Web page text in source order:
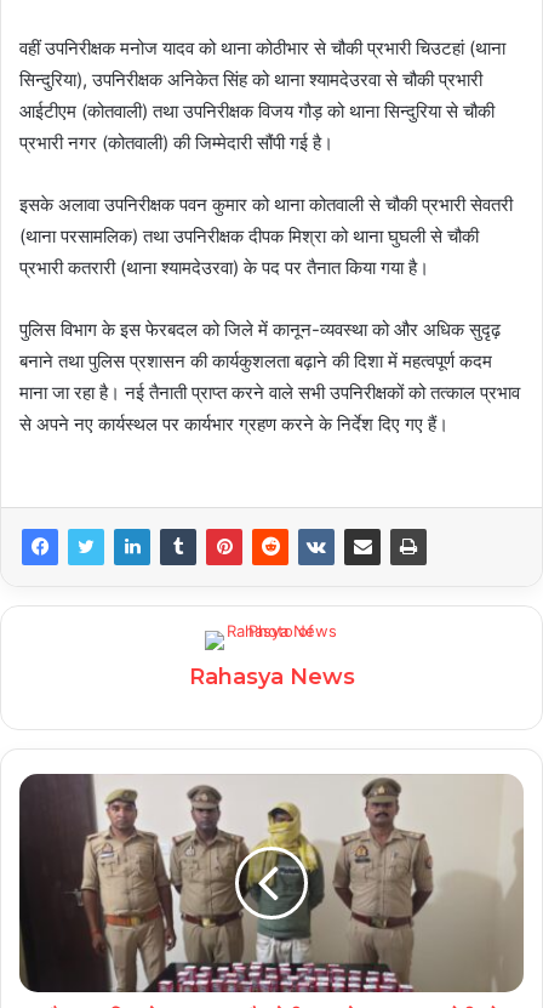
वहीं उपनिरीक्षक मनोज यादव को थाना कोठीभार से चौकी प्रभारी चिउटहां (थाना
सिन्दुरिया), उपनिरीक्षक अनिकेत सिंह को थाना श्यामदेउरवा से चौकी प्रभारी
आईटीएम (कोतवाली) तथा उपनिरीक्षक विजय गौड़ को थाना सिन्दुरिया से चौकी
प्रभारी नगर (कोतवाली) की जिम्मेदारी सौंपी गई है।
इसके अलावा उपनिरीक्षक पवन कुमार को थाना कोतवाली से चौकी प्रभारी सेवतरी
(थाना परसामलिक) तथा उपनिरीक्षक दीपक मिश्रा को थाना घुघली से चौकी
प्रभारी कतरारी (थाना श्यामदेउरवा) के पद पर तैनात किया गया है।
पुलिस विभाग के इस फेरबदल को जिले में कानून-व्यवस्था को और अधिक सुदृढ़
बनाने तथा पुलिस प्रशासन की कार्यकुशलता बढ़ाने की दिशा में महत्वपूर्ण कदम
माना जा रहा है। नई तैनाती प्राप्त करने वाले सभी उपनिरीक्षकों को तत्काल प्रभाव
से अपने नए कार्यस्थल पर कार्यभार ग्रहण करने के निर्देश दिए गए हैं।
Rahasya News